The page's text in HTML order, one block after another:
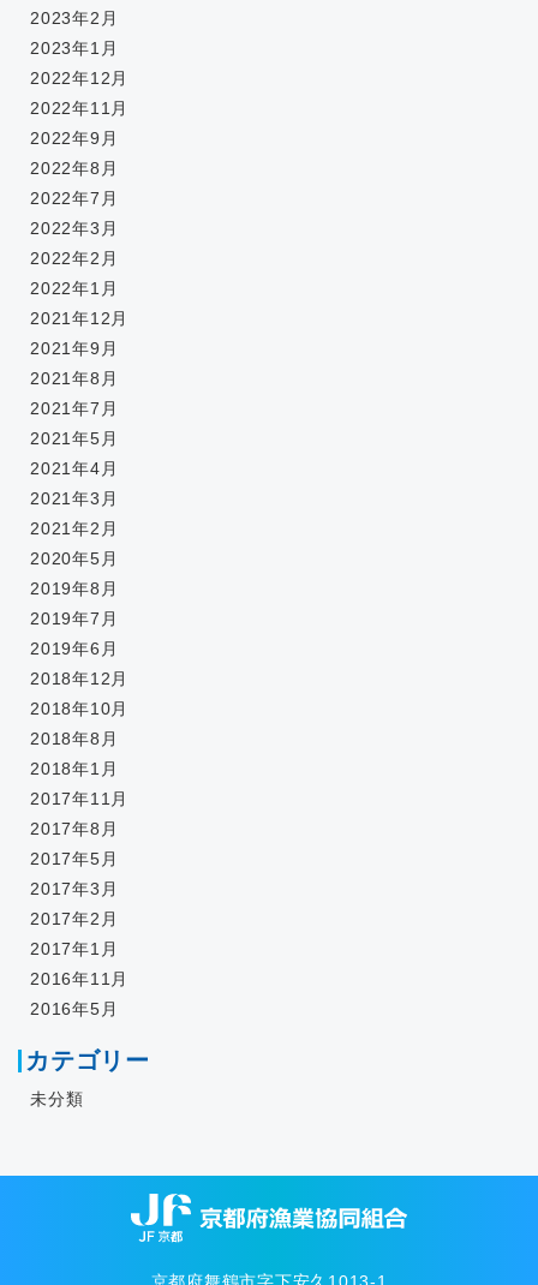
2023年2月
2023年1月
2022年12月
2022年11月
2022年9月
2022年8月
2022年7月
2022年3月
2022年2月
2022年1月
2021年12月
2021年9月
2021年8月
2021年7月
2021年5月
2021年4月
2021年3月
2021年2月
2020年5月
2019年8月
2019年7月
2019年6月
2018年12月
2018年10月
2018年8月
2018年1月
2017年11月
2017年8月
2017年5月
2017年3月
2017年2月
2017年1月
2016年11月
2016年5月
カテゴリー
未分類
京都府舞鶴市字下安久1013-1